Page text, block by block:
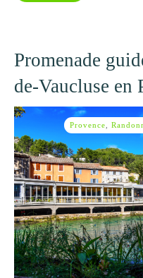
Promenade
de-Vaucluse en
Provence